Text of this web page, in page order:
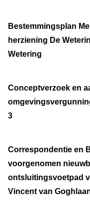
Bestemmingsplan
herziening De
Wetering
Conceptverzoek en
3
Correspondentie en
voorgenomen
ontsluitingsvoetpad
Vincent van